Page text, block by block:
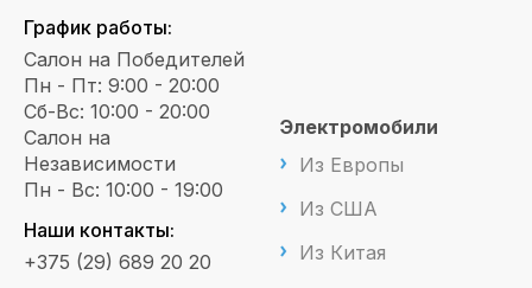
График работы:
Салон на Победителей
Пн - Пт: 9:00 - 20:00
Сб-Вс: 10:00 - 20:00
Салон на
Независимости
Пн - Вс: 10:00 - 19:00
Наши контакты:
+375 (29) 689 20 20
Электромобили
Из Европы
Из США
Из Китая